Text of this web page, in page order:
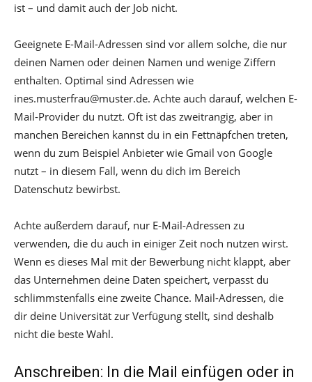
ist – und damit auch der Job nicht.
Geeignete E-Mail-Adressen sind vor allem solche, die nur
deinen Namen oder deinen Namen und wenige Ziffern
enthalten. Optimal sind Adressen wie
ines.musterfrau@muster.de. Achte auch darauf, welchen E-
Mail-Provider du nutzt. Oft ist das zweitrangig, aber in
manchen Bereichen kannst du in ein Fettnäpfchen treten,
wenn du zum Beispiel Anbieter wie Gmail von Google
nutzt – in diesem Fall, wenn du dich im Bereich
Datenschutz bewirbst.
Achte außerdem darauf, nur E-Mail-Adressen zu
verwenden, die du auch in einiger Zeit noch nutzen wirst.
Wenn es dieses Mal mit der Bewerbung nicht klappt, aber
das Unternehmen deine Daten speichert, verpasst du
schlimmstenfalls eine zweite Chance. Mail-Adressen, die
dir deine Universität zur Verfügung stellt, sind deshalb
nicht die beste Wahl.
Anschreiben: In die Mail einfügen oder in